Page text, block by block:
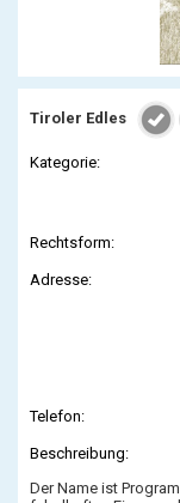
Tiroler Edles
Kategorie:
Rechtsform:
Adresse:
Telefon:
Beschreibung:
Der Name ist